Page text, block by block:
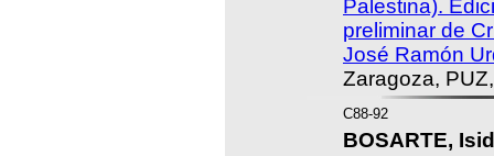
Palestina).
preliminar de
José Ramón
Zaragoza,
C88-92
BOSARTE,